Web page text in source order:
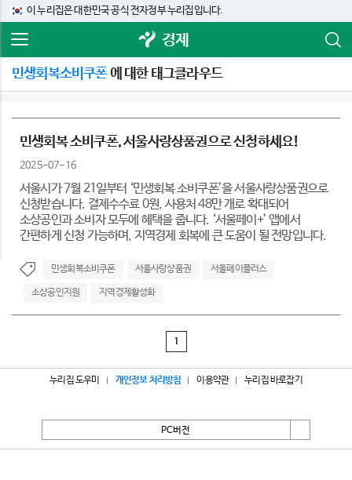
이 누리집은 대한민국 공식 전자정부 누리집입니다.
경제
민생회복소비쿠폰에 대한 태그클라우드
민생회복 소비쿠폰, 서울사랑상품권으로 신청하세요!
2025-07-16
서울시가 7월 21일부터 ‘민생회복 소비쿠폰’을 서울사랑상품권으로
신청받습니다. 결제수수료 0원, 사용처 48만 개로 확대되어
소상공인과 소비자 모두에 혜택을 줍니다. ‘서울페이+’ 앱에서
간편하게 신청 가능하며, 지역경제 회복에 큰 도움이 될 전망입니다.
민생회복소비쿠폰 서울사랑상품권 서울페이플러스
소상공인지원 지역경제활성화
1
누리집 도우미 개인정보 처리방침 이용약관 누리집 바로잡기
PC버전